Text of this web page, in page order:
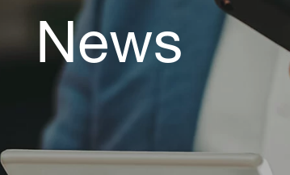
News